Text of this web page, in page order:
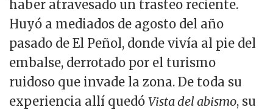
haber atravesado un trasteo reciente.
Huyó a mediados de agosto del año
pasado de El Peñol, donde vivía al pie del
embalse, derrotado por el turismo
ruidoso que invade la zona. De toda su
experiencia allí quedó Vista del abismo, su